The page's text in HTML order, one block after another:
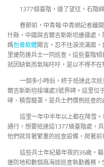
1377個臺階，遠了望往，石階
春節前，中青報·中青網記者離
什縣，中國與吉爾吉斯斯坦邊疆處
媽包養軟體聞言，忍不住淚流滿面
里邊防連兵士一同巡查。這些臺階
就因缺氧而氣喘吁吁，是以不得不在
一個多小時后，終于抵達此次
爾吉斯斯坦接壤處3號界碑。這里位
哮、積雪籠罩，是兵士們慣例巡查
這里一年中半年以上都在降雪
通行，想要抵達這1377級臺階處，兵
他們就背著繁重的巡查設備，爬著前
這些兵士年紀最年夜的36歲，
邊防地和數個高海拔巡查執勤義務